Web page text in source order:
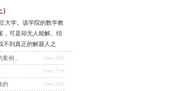
大学。该学院的数学教
，可是却无人能解。结
不到真正的解题人之
View:4395
案例...
View:2716
View:5956
的